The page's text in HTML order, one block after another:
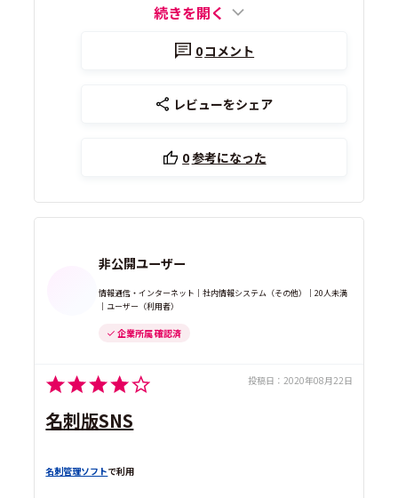
続きを開く
0コメント
レビューをシェア
0参考になった
非公開ユーザー
情報通信・インターネット｜社内情報システム（その他）｜20人未満
｜ユーザー（利用者）
企業所属 確認済
投稿日： 2020年08月22日
名刺版SNS
名刺管理ソフトで利用